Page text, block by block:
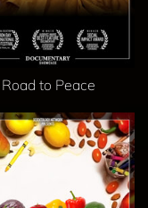
Road to Peace